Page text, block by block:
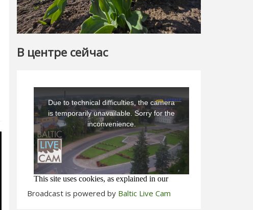
В центре сейчас
Broadcast is powered by Baltic Live Cam